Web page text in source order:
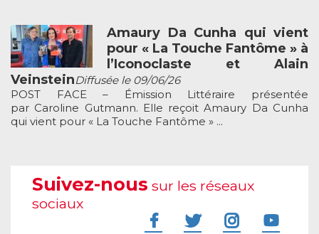
Amaury Da Cunha qui vient
pour « La Touche Fantôme » à
l’Iconoclaste et Alain
VeinsteinDiffusée le 09/06/26
POST FACE – Émission Littéraire présentée
par Caroline Gutmann. Elle reçoit Amaury Da Cunha
qui vient pour « La Touche Fantôme » ...
Suivez-nous sur les réseaux
sociaux